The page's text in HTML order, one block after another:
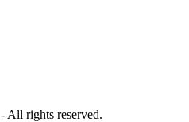
- All rights reserved.